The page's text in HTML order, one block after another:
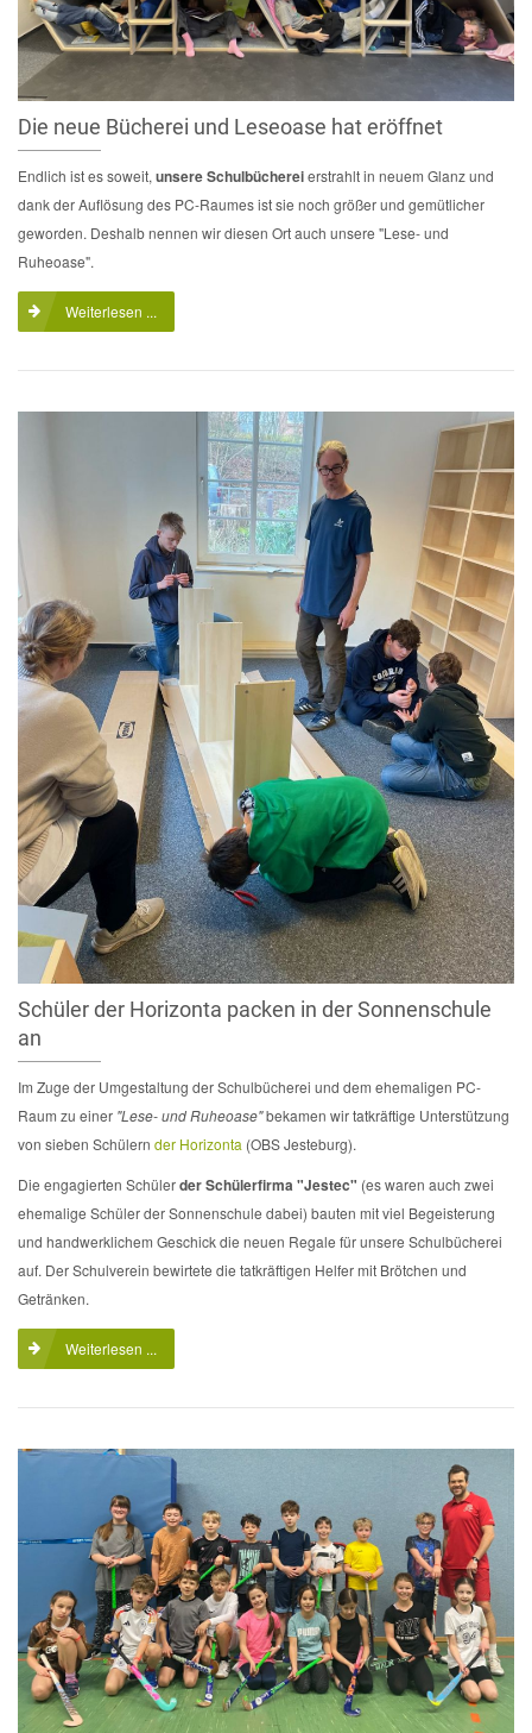
Die neue Bücherei und Leseoase hat eröffnet
Endlich ist es soweit, unsere Schulbüchereierstrahlt in neuem Glanz und
dank der Auflösung des PC-Raumes ist sie noch größer und gemütlicher
geworden. Deshalb nennen wir diesen Ort auch unsere "Lese- und
Ruheoase".
Weiterlesen ...
Schüler der Horizonta packen in der Sonnenschule
an
Im Zuge der Umgestaltung der Schulbücherei und dem ehemaligen PC-
Raum zu einer "Lese- und Ruheoase"bekamen wir tatkräftige Unterstützung
von sieben Schülern der Horizonta (OBS Jesteburg).
Die engagierten Schülerder Schülerfirma "Jestec" (es waren auch zwei
ehemalige Schüler der Sonnenschule dabei) bauten mit viel Begeisterung
und handwerklichem Geschick die neuen Regale für unsere Schulbücherei
auf. Der Schulverein bewirtete die tatkräftigen Helfer mit Brötchen und
Getränken.
Weiterlesen ...